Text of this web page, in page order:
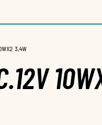
3,4W